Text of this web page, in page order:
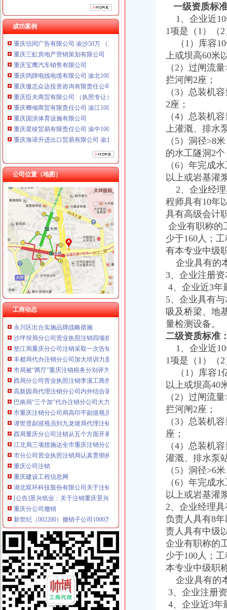
成功案例
重庆海谛升进出口贸易有限公司 渝北100万 （进出口权）
重庆奕欣锦诚商贸有限公司 渝九50万 （工商注册）
重庆信同广告有限公司 渝沙50万 （工商注册）
重庆三虹房地产营销策划有限公司
重庆宝鹰汽车销售有限公司
重庆鸽牌电线电缆有限公司 渝北10010万 (进出口权)
重庆傲志众达投资咨询有限责任公司 渝九1000万 （增资）
重庆臣夫商贸有限公司 （执照专让）
重庆卿倾商贸有限责任公司 渝江100万 （工商注册）
重庆国洪体育设施有限公司
重庆星竣贸易有限责任公司 渝中100万 （进出口权）
重庆海谛升进出口贸易有限公司 渝北100万 （进出口权）
重庆奕欣锦诚商贸有限公司 渝九50万 （工商注册）
重庆三虹房地产营销策划有限公司
重庆宝鹰汽车销售有限公司
公司位置（地图）
工商动态
工商动态
全市代理注销分公司区县局信用信息化岗位大练抽考和竞赛正式开考
高新区局围绕“三项重点工作、两项突破工作”代办注销分公司谋划2007年工作
国家工商总局市重庆注销税务场司领导到观音桥农贸市场视察工作
万州局重庆分公司注销全力服务地方经济
郭翔副局长、重庆分公司注销高印平副巡视员率领直属局组织企业赴万州开展
北碚局代理注销分公司缙云工商所五项措施推进工商所12315分类监管平台应用
永川局重庆分公司注销扎实开展2007红盾护农行动
永川区出台实施品牌战略措施
沙坪坝局分公司营业执照注销四项措施化队伍建设
垫江局重庆分公司注销采取一次告知措施提高年检效率
丰都局代办注销分公司加大培训力度着力提高队伍素质
市局被“两厅”重庆注销税务分别评为2006年度督查工作先进单位和先进集体
酉局分公司营业执照注销李溪工商所五条措施推进红老区新农村建设
高新园局代理注销分公司内外结合落实流动人口计划生育管理工作
巴南局“三个加”代办注销分公司大力实施消费安全放心工程
市重庆注销分公司局高印平副巡视员到渝北局检查指导工作
谭世贤副巡视员到九龙坡局代理注销分公司检查指导工作
酉局重庆分公司注销从五个方面开展送温暖活动
江北局三项措施达全市重庆注销分公司工商工作会议精
市分公司营业执照注销局认真贯彻执行《广告管理办法》一月份媒体广告发布
重庆公司注销
重庆建设工程信息网
湖北双环科技股份有限公司关于注销四级子公司重庆索银桥氯酸盐有
[公告]景兴纸业：关于注销重庆景兴包装有限公司立人资格的公告-
重庆分公司撤销
新世纪（002280）撤销子公司1000万元_股票频道_同花顺财经
TCL手机渠道大变革取消分公司倚重经销商-企业动态
日本钢子公司被取消“日本工业规格”认证_国际新闻_大众网
代理注销分公司
公司注销_北京公司注销_公司注销流程_北京公司注销代理
【58同城】柳州鱼峰白莲公司注销服务_公司注销代理_公司注销费用
寻山西太原可代办分公司年检、注销律师-免费律咨询-华律网
代办注销分公司
【图】公司执照被吊销了会怎样用不用转为注销专业代办_北京公司注
代办公司注销|公司注册|代理记账-江西鑫源税务师事务所有限责任公司
一级资质标
1、企业近10
1项是（1）（
（1）库容10
上或坝高60米
（2）过闸流
拦河闸2座；
（3）总装机
2座；
（4）总装机
上灌溉、排水
（5）洞径>8
的水工隧洞2个
（6）年完成
以上或岩基灌
2、企业经理
程师具有10年
具有高级会计
企业有职称的
少于160人；
有本专业中级
企业具有的
3、企业注册
4、企业近3年
5、企业具有
吸及桥梁、地
量检测设备。
二级资质标准
1、企业近10
1项是（1）（
（1）库容1
以上或坝高40
（2）过闸流
拦河闸2座；
（3）总装机
座；
（4）总装机
灌溉、排水泵
（5）洞径>6
（6）年完成
以上或岩基灌
2、企业经理
负责人具有8
责人具有中级
企业有职称的
少于100人；
本专业中级职
企业具有的
3、企业注册
4、企业近3年